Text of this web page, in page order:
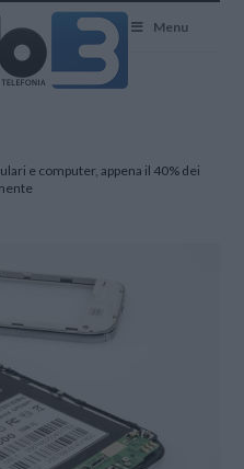
Menu
e computer, appena il 40% dei